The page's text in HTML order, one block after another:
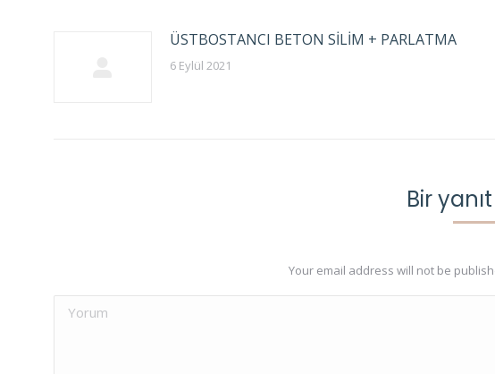
ÜSTBOSTANCI BETON SİLİM + PARLATMA
6 Eylül 2021
Bir
Your email address will not be
Yorum